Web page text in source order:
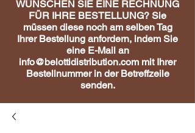
WÜNSCHEN SIE EINE RECHNUNG
FÜR IHRE BESTELLUNG? Sie
müssen diese noch am selben Tag
Ihrer Bestellung anfordern, indem Sie
eine E-Mail an
info@belottidistribution.com mit Ihrer
Bestellnummer in der Betreffzeile
senden.